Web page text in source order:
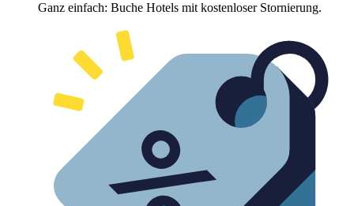
Ganz einfach: Buche Hotels mit kostenloser Stornierung.